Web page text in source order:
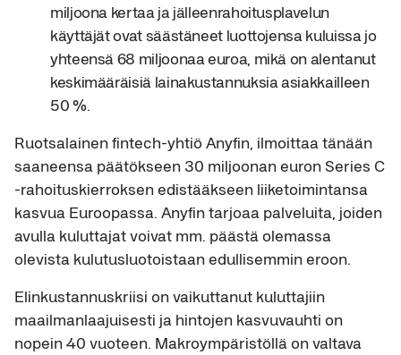
miljoona kertaa ja jälleenrahoitusplavelun
käyttäjät ovat säästäneet luottojensa kuluissa jo
yhteensä 68 miljoonaa euroa, mikä on alentanut
keskimääräisiä lainakustannuksia asiakkailleen
50 %.
Ruotsalainen fintech-yhtiö Anyfin, ilmoittaa tänään
saaneensa päätökseen 30 miljoonan euron Series C
-rahoituskierroksen edistääkseen liiketoimintansa
kasvua Euroopassa. Anyfin tarjoaa palveluita, joiden
avulla kuluttajat voivat mm. päästä olemassa
olevista kulutusluotoistaan edullisemmin eroon.
Elinkustannuskriisi on vaikuttanut kuluttajiin
maailmanlaajuisesti ja hintojen kasvuvauhti on
nopein 40 vuoteen. Makroympäristöllä on valtava